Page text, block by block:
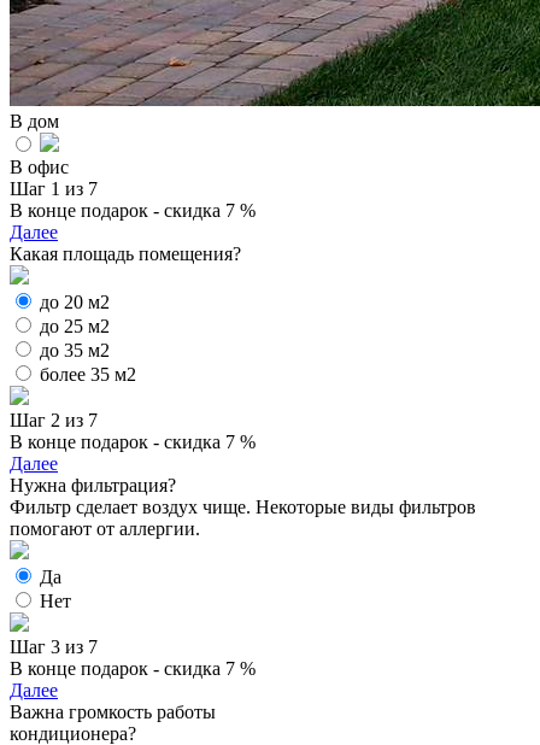
В дом
В офис
Шаг 1 из 7
В конце подарок - скидка 7 %
Далее
Какая площадь помещения?
до 20 м2
до 25 м2
до 35 м2
более 35 м2
Шаг 2 из 7
В конце подарок - скидка 7 %
Далее
Нужна фильтрация?
Фильтр сделает воздух чище. Некоторые виды фильтров
помогают от аллергии.
Да
Нет
Шаг 3 из 7
В конце подарок - скидка 7 %
Далее
Важна громкость работы
кондиционера?